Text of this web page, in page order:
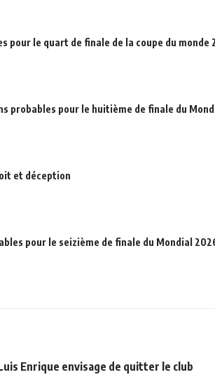
pour le quart de finale de la coupe du monde
probables pour le huitième de finale du
et déception
pour le seizième de finale du Mondial
Enrique envisage de quitter le club